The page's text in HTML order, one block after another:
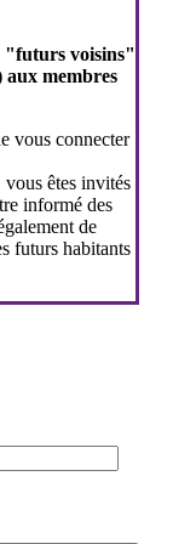
"futurs voisins"
aux membres
vous connecter
vous êtes invités
informé des
de
futurs habitants